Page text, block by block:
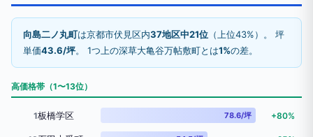
向島二ノ丸町は京都市伏見区内37地区中21位 （上位43%）。 坪
単価43.6/坪。 1つ上の深草大亀谷万帖敷町とは1%の差。
高価格帯（1〜13位）
1板橋学区 78.6/坪 +80%